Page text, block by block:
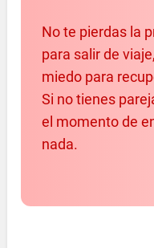
No te pierdas la
para salir de
miedo para
Si no tienes
el momento de
nada.